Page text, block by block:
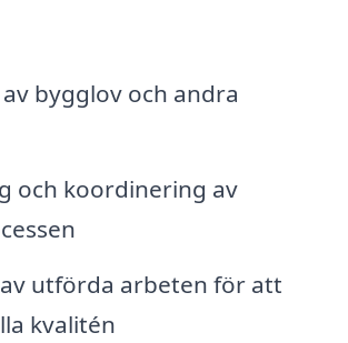
bygglov och andra
och koordinering av
utförda arbeten för att
kvalitén